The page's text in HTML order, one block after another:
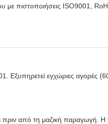
πιστοποιήσεις ISO9001,
Εξυπηρετεί εγχώριες αγορές
από τη μαζική παραγωγή. Η